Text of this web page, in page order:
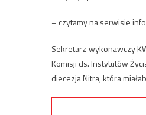
– czytamy na serwisie
Sekretarz wykonawczy
Komisji ds. Instytutów
diecezja Nitra, która